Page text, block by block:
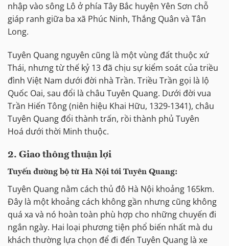
nhập vào sông Lô ở phía Tây Bắc huyện Yên Sơn chỗ
giáp ranh giữa ba xã Phúc Ninh, Thắng Quân và Tân
Long.
Tuyên Quang nguyên cũng là một vùng đất thuộc xứ
Thái, nhưng từ thế kỷ 13 đã chịu sự kiểm soát của triều
đình Việt Nam dưới đời nhà Trần. Triều Trần gọi là lộ
Quốc Oai, sau đổi là châu Tuyên Quang. Dưới đời vua
Trần Hiến Tông (niên hiệu Khai Hữu, 1329-1341), châu
Tuyên Quang đổi thành trấn, rồi thành phủ Tuyên
Hoá dưới thời Minh thuộc.
2. Giao thông thuận lợi
Tuyến đường bộ từ Hà Nội tới Tuyên Quang:
Tuyên Quang nằm cách thủ đô Hà Nội khoảng 165km.
Đây là một khoảng cách không gần nhưng cũng không
quá xa và nó hoàn toàn phù hợp cho những chuyến đi
ngắn ngày. Hai loại phương tiện phổ biến nhất mà du
khách thường lựa chọn để đi đến Tuyên Quang là xe